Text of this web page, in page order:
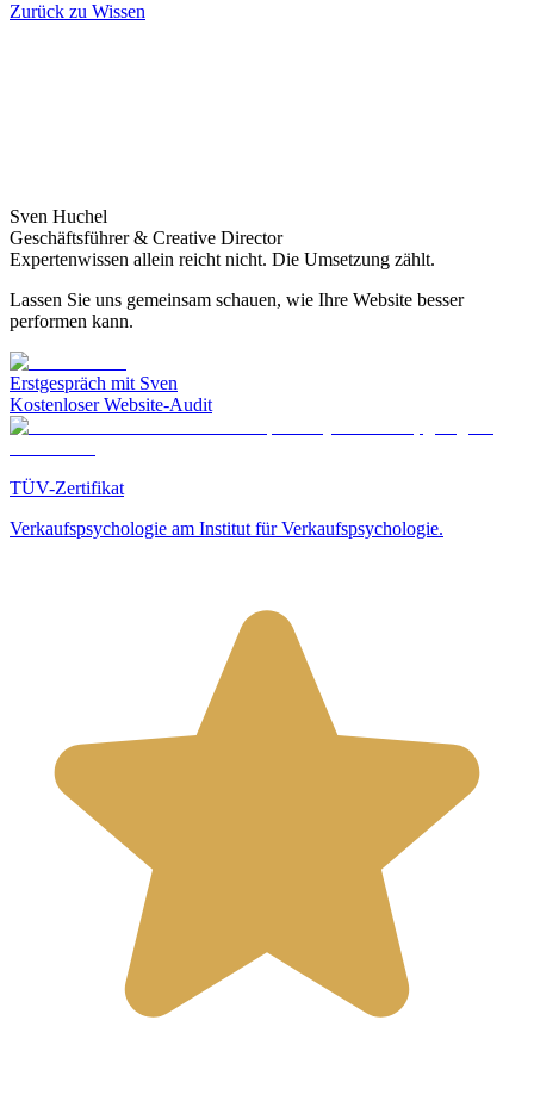
Zurück zu Wissen
Sven Huchel
Geschäftsführer & Creative Director
Expertenwissen allein reicht nicht. Die Umsetzung zählt.
Lassen Sie uns gemeinsam schauen, wie Ihre Website besser
performen kann.
Erstgespräch mit Sven
Kostenloser Website-Audit
TÜV-Zertifikat
Verkaufspsychologie am Institut für Verkaufspsychologie.